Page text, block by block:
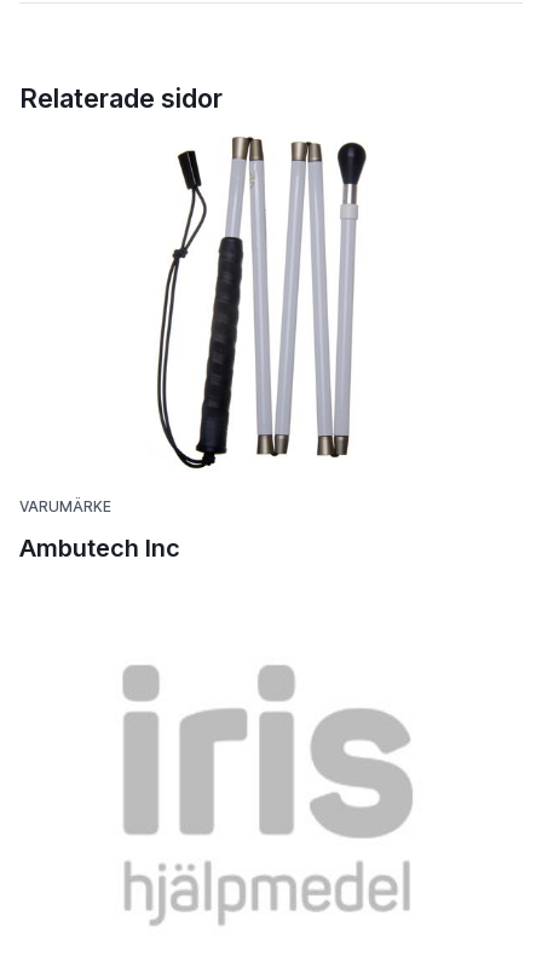
Relaterade sidor
VARUMÄRKE
Ambutech Inc